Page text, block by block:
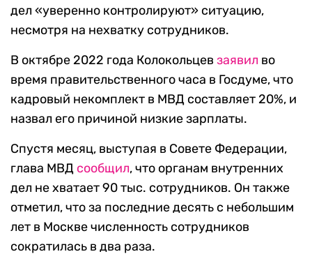
дел «уверенно контролируют» ситуацию,
несмотря на нехватку сотрудников.
В октябре 2022 года Колокольцев заявил во
время правительственного часа в Госдуме, что
кадровый некомплект в МВД составляет 20%, и
назвал его причиной низкие зарплаты.
Спустя месяц, выступая в Совете Федерации,
глава МВД сообщил, что органам внутренних
дел не хватает 90 тыс. сотрудников. Он также
отметил, что за последние десять с небольшим
лет в Москве численность сотрудников
сократилась в два раза.